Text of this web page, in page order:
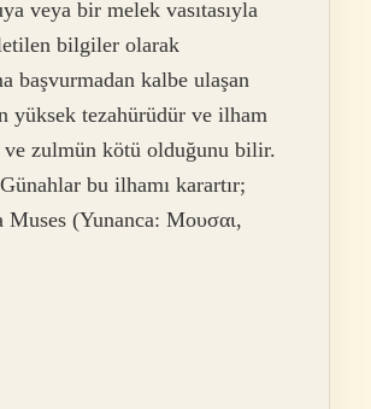
veya bir melek vasıtasıyla
bilgiler olarak
başvurmadan kalbe ulaşan
tezahürüdür ve ilham
ve zulmün kötü olduğunu bilir.
bu ilhamı karartır;
(Yunanca: Mουσαι,